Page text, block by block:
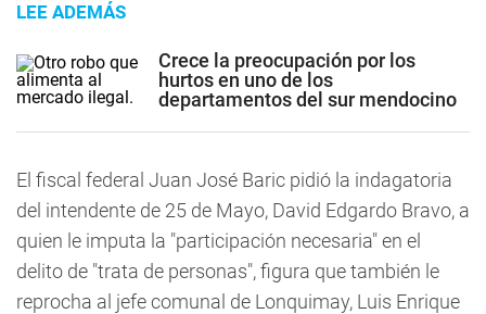
LEE ADEMÁS
Crece la preocupación por los
hurtos en uno de los
departamentos del sur mendocino
El fiscal federal Juan José Baric pidió la indagatoria
del intendente de 25 de Mayo, David Edgardo Bravo, a
quien le imputa la "participación necesaria" en el
delito de "trata de personas", figura que también le
reprocha al jefe comunal de Lonquimay, Luis Enrique